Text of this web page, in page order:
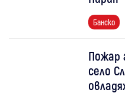
Банско
Пожар
село